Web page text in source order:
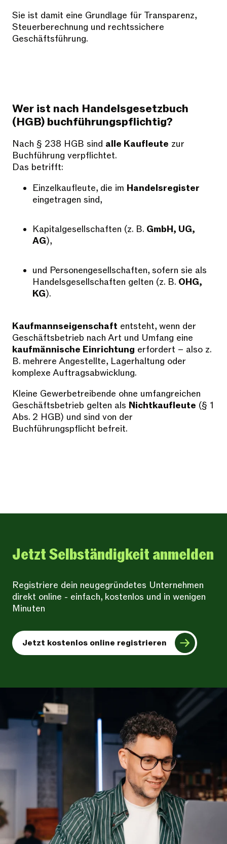
Sie ist damit eine Grundlage für Transparenz,
Steuerberechnung und rechtssichere
Geschäftsführung.
Wer ist nach Handelsgesetzbuch
(HGB) buchführungspflichtig?
Nach § 238 HGB sind alle Kaufleute zur
Buchführung verpflichtet.
Das betrifft:
Einzelkaufleute, die im Handelsregister
eingetragen sind,
Kapitalgesellschaften (z. B. GmbH, UG,
AG),
und Personengesellschaften, sofern sie als
Handelsgesellschaften gelten (z. B. OHG,
KG).
Kaufmannseigenschaft entsteht, wenn der
Geschäftsbetrieb nach Art und Umfang eine
kaufmännische Einrichtung erfordert – also z.
B. mehrere Angestellte, Lagerhaltung oder
komplexe Auftragsabwicklung.
Kleine Gewerbetreibende ohne umfangreichen
Geschäftsbetrieb gelten als Nichtkaufleute (§ 1
Abs. 2 HGB) und sind von der
Buchführungspflicht befreit.
Jetzt Selbständigkeit anmelden
Registriere dein neugegründetes Unternehmen
direkt online - einfach, kostenlos und in wenigen
Minuten
Jetzt kostenlos online registrieren